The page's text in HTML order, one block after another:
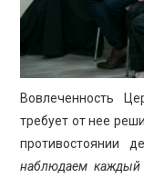
Вовлеченность
требует от нее
противостоянии
наблюдаем каждый